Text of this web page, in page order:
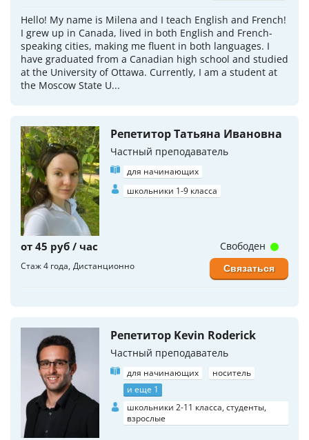
Hello! My name is Milena and I teach English and French!
I grew up in Canada, lived in both English and French-
speaking cities, making me fluent in both languages. I
have graduated from a Canadian high school and studied
at the University of Ottawa. Currently, I am a student at
the Moscow State U...
Репетитор Татьяна Ивановна
Частный преподаватель
для начинающих
школьники 1-9 класса
от 45 руб / час
Стаж 4 года Дистанционно
Свободен
Связаться
Репетитор Kevin Roderick
Частный преподаватель
для начинающих
носитель
и еще 1
школьники 2-11 класса, студенты,
взрослые